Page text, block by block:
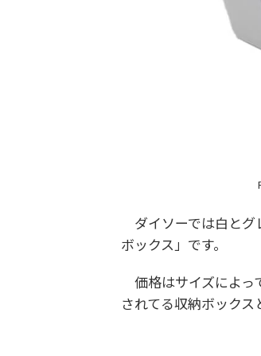
ダイソーでは白とグ
ボックス」です。
価格はサイズによっ
されてる収納ボック